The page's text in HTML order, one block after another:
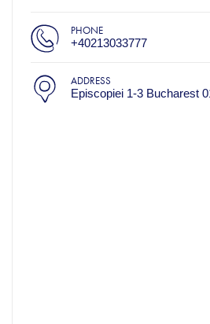
PHONE
+40213033777
ADDRESS
Episcopiei 1-3 Bucharest